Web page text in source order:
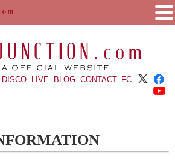
DISCO LIVE BLOG CONTACT FC